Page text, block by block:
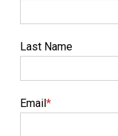
Last Name
Email*